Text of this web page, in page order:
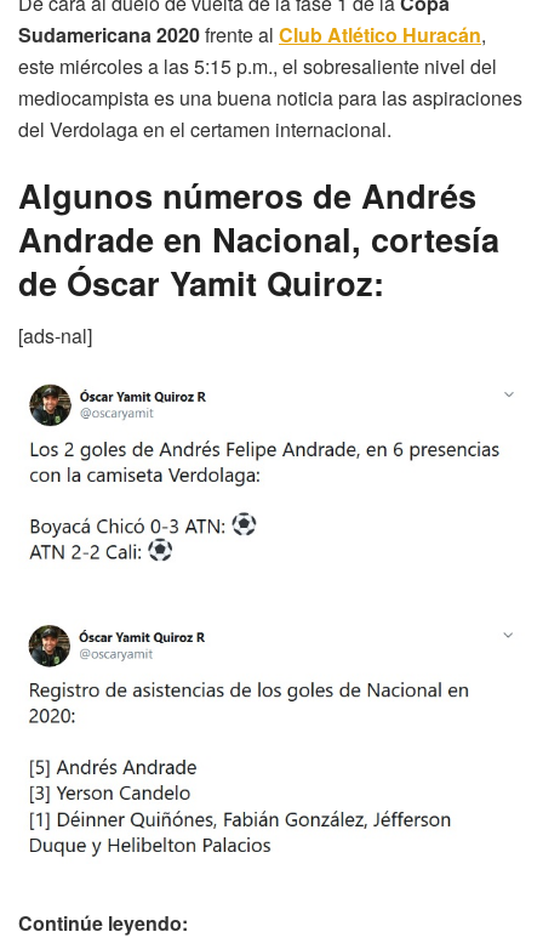
Sudamericana 2020frente al Club Atlético Huracán,
este miércoles a las 5:15 p.m., el sobresaliente nivel del
mediocampista es una buena noticia para las aspiraciones
del Verdolaga en el certamen internacional.
Algunos números de Andrés
Andrade en Nacional, cortesía
de Óscar Yamit Quiroz:
[ads-nal]
Continúe leyendo: